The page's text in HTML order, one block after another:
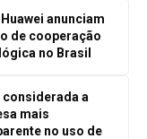
anunciam
de cooperação
no Brasil
considerada a
mais
no uso de